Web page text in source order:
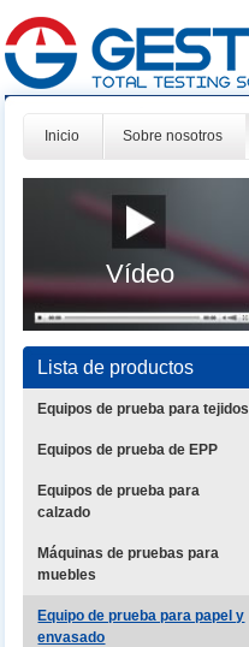
Inicio Sobre nosotros
Vídeo
Lista de productos
Equipos de prueba para tejidos
Equipos de prueba de EPP
Equipos de prueba para
calzado
Máquinas de pruebas para
muebles
Equipo de prueba para papel y
envasado